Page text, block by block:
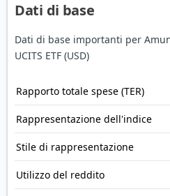
Dati di base
Dati di base importanti per
UCITS ETF (USD)
Rapporto totale spese (TER)
Rappresentazione dell'indice
Stile di rappresentazione
Utilizzo del reddito